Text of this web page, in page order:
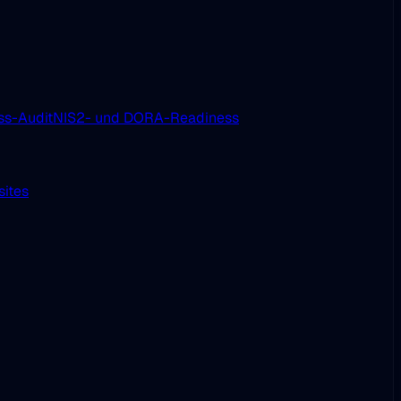
AuditNIS2- und DORA-Readiness